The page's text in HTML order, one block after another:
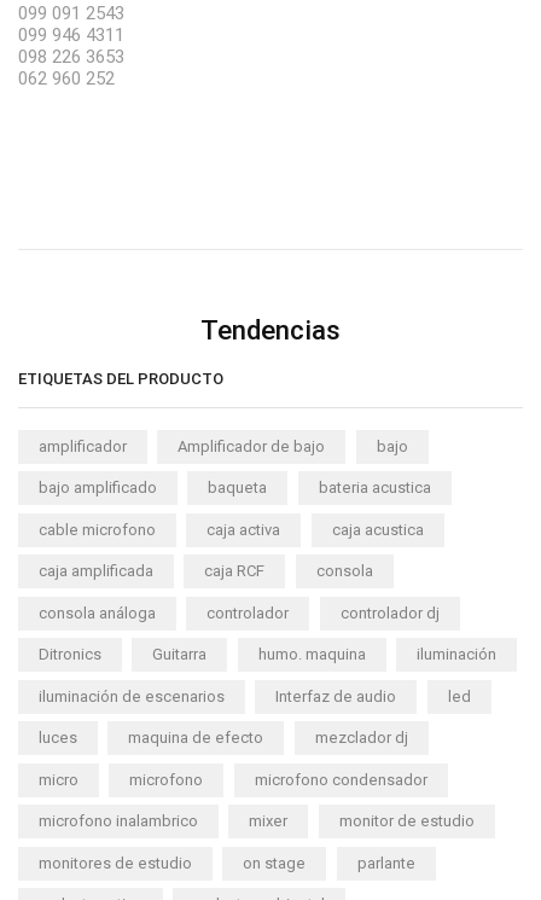
099 091 2543
099 946 4311
098 226 3653
062 960 252
Tendencias
ETIQUETAS DEL PRODUCTO
amplificador Amplificador de bajo bajo
bajo amplificado baqueta bateria acustica
cable microfono caja activa caja acustica
caja amplificada caja RCF consola
consola análoga controlador controlador dj
Ditronics Guitarra humo. maquina iluminación
iluminación de escenarios Interfaz de audio led
luces maquina de efecto mezclador dj
micro microfono microfono condensador
microfono inalambrico mixer monitor de estudio
monitores de estudio on stage parlante